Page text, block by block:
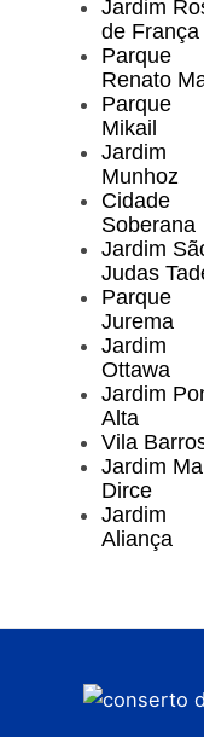
Jardim
de França
Parque
Renato
Parque
Mikail
Jardim
Munhoz
Cidade
Soberana
Jardim
Judas
Parque
Jurema
Jardim
Ottawa
Jardim
Alta
Vila
Jardim
Dirce
Jardim
Aliança